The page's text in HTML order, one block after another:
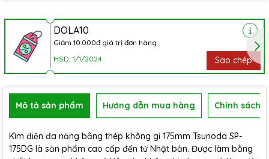
DOLA10
Giảm 10.000đ giá trị đơn hàng
HSD: 1/1/2024
Sao chép
Mô tả sản phẩm Hướng dẫn mua hàng Chính sách
Kìm điện đa năng bằng thép không gỉ 175mm Tsunoda SP-
175DG là sản phẩm cao cấp đến từ Nhật bản. Được làm bằng